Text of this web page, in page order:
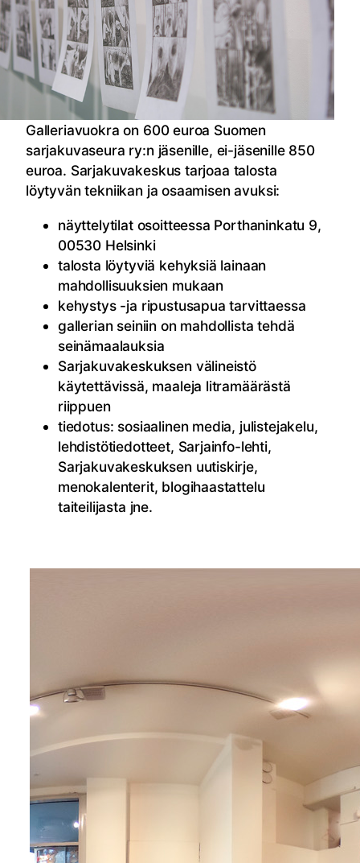
Galleriavuokra on 600 euroa Suomen
sarjakuvaseura ry:n jäsenille, ei-jäsenille 850
euroa. Sarjakuvakeskus tarjoaa talosta
löytyvän tekniikan ja osaamisen avuksi:
näyttelytilat osoitteessa Porthaninkatu 9,
00530 Helsinki
talosta löytyviä kehyksiä lainaan
mahdollisuuksien mukaan
kehystys -ja ripustusapua tarvittaessa
gallerian seiniin on mahdollista tehdä
seinämaalauksia
Sarjakuvakeskuksen välineistö
käytettävissä, maaleja litramäärästä
riippuen
tiedotus: sosiaalinen media, julistejakelu,
lehdistötiedotteet, Sarjainfo-lehti,
Sarjakuvakeskuksen uutiskirje,
menokalenterit, blogihaastattelu
taiteilijasta jne.